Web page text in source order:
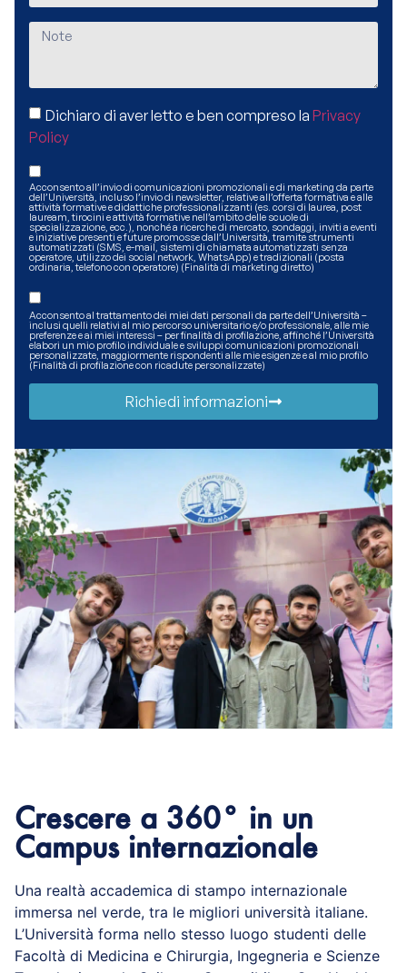
Dichiaro di aver letto e ben compreso la Privacy
Policy
Acconsento all’invio di comunicazioni promozionali e di marketing da parte
dell’Università, incluso l’invio di newsletter, relative all’offerta formativa e alle
attività formative e didattiche professionalizzanti (es. corsi di laurea, post
lauream, tirocini e attività formative nell’ambito delle scuole di
specializzazione, ecc.), nonché a ricerche di mercato, sondaggi, inviti a eventi
e iniziative presenti e future promosse dall’Università, tramite strumenti
automatizzati (SMS, e-mail, sistemi di chiamata automatizzati senza
operatore, utilizzo dei social network, WhatsApp) e tradizionali (posta
ordinaria, telefono con operatore) (Finalità di marketing diretto)
Acconsento al trattamento dei miei dati personali da parte dell’Università –
inclusi quelli relativi al mio percorso universitario e/o professionale, alle mie
preferenze e ai miei interessi – per finalità di profilazione, affinché l’Università
elabori un mio profilo individuale e sviluppi comunicazioni promozionali
personalizzate, maggiormente rispondenti alle mie esigenze e al mio profilo
(Finalità di profilazione con ricadute personalizzate)
Richiedi informazioni
Crescere a 360° in un
Campus internazionale
Una realtà accademica di stampo internazionale
immersa nel verde, tra le migliori università italiane.
L’Università forma nello stesso luogo studenti delle
Facoltà di Medicina e Chirurgia, Ingegneria e Scienze